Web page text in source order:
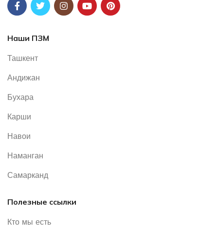
Наши ПЗМ
Ташкент
Андижан
Бухара
Карши
Навои
Наманган
Самарканд
Полезные ссылки
Кто мы есть